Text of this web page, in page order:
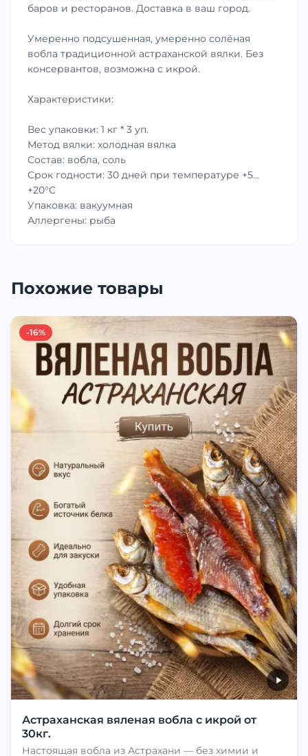
баров и ресторанов. Доставка в ваш город.
Умеренно подсушенная, умеренно солёная
вобла традиционной астраханской вялки. Без
консервантов, возможна с икрой.
Характеристики:
Вес упаковки: 1 кг * 3 уп.
Метод вялки: холодная вялка
Состав: вобла, соль
Срок годности: 30 дней при температуре +5…
+20°C
Упаковка: вакуумная
Аллергены: рыба
Похожие товары
-16%
Астраханская вяленая вобла с икрой от
30кг.
Настоящая вобла из Астрахани — без химии и